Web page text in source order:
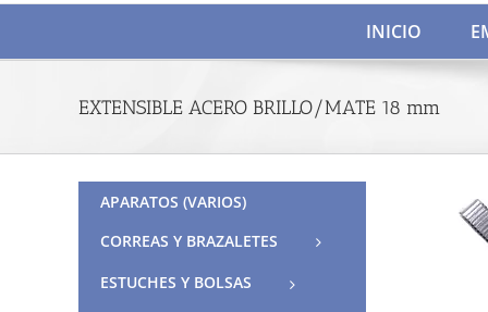
INICIO
EXTENSIBLE ACERO BRILLO/MATE 18 mm
APARATOS (VARIOS)
CORREAS Y BRAZALETES
ESTUCHES Y BOLSAS